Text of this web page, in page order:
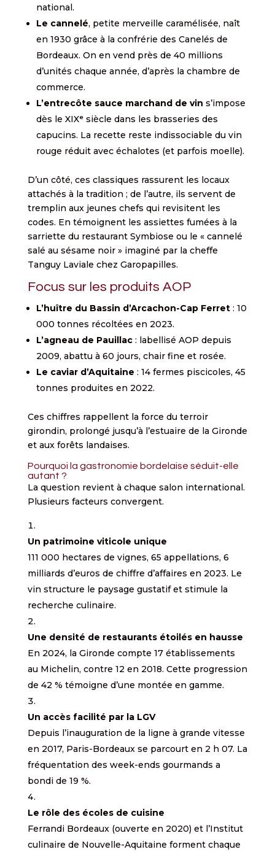
national.
Le cannelé, petite merveille caramélisée, naît
en 1930 grâce à la confrérie des Canelés de
Bordeaux. On en vend près de 40 millions
d’unités chaque année, d’après la chambre de
commerce.
L’entrecôte sauce marchand de vin s’impose
dès le XIXᵉ siècle dans les brasseries des
capucins. La recette reste indissociable du vin
rouge réduit avec échalotes (et parfois moelle).
D’un côté, ces classiques rassurent les locaux
attachés à la tradition ; de l’autre, ils servent de
tremplin aux jeunes chefs qui revisitent les
codes. En témoignent les assiettes fumées à la
sarriette du restaurant Symbiose ou le « cannelé
salé au sésame noir » imaginé par la cheffe
Tanguy Laviale chez Garopapilles.
Focus sur les produits AOP
L’huître du Bassin d’Arcachon-Cap Ferret: 10
000 tonnes récoltées en 2023.
L’agneau de Pauillac: labellisé AOP depuis
2009, abattu à 60 jours, chair fine et rosée.
Le caviar d’Aquitaine : 14 fermes piscicoles, 45
tonnes produites en 2022.
Ces chiffres rappellent la force du terroir
girondin, prolongé jusqu’à l’estuaire de la Gironde
et aux forêts landaises.
Pourquoi la gastronomie bordelaise séduit-elle
autant ?
La question revient à chaque salon international.
Plusieurs facteurs convergent.
Un patrimoine viticole unique
111 000 hectares de vignes, 65 appellations, 6
milliards d’euros de chiffre d’affaires en 2023. Le
vin structure le paysage gustatif et stimule la
recherche culinaire.
Une densité de restaurants étoilés en hausse
En 2024, la Gironde compte 17 établissements
au Michelin, contre 12 en 2018. Cette progression
de 42 % témoigne d’une montée en gamme.
Un accès facilité par la LGV
Depuis l’inauguration de la ligne à grande vitesse
en 2017, Paris-Bordeaux se parcourt en 2 h 07. La
fréquentation des week-ends gourmands a
bondi de 19 %.
Le rôle des écoles de cuisine
Ferrandi Bordeaux (ouverte en 2020) et l’Institut
culinaire de Nouvelle-Aquitaine forment chaque